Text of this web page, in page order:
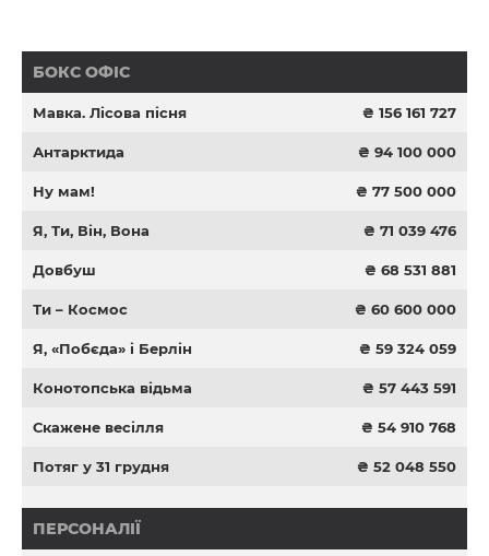
БОКС ОФІС
Мавка. Лісова пісня ₴ 156 161 727
Антарктида ₴ 94 100 000
Ну мам! ₴ 77 500 000
Я, Ти, Він, Вона ₴ 71 039 476
Довбуш ₴ 68 531 881
Ти – Космос ₴ 60 600 000
Я, «Побєда» і Берлін ₴ 59 324 059
Конотопська відьма ₴ 57 443 591
Скажене весілля ₴ 54 910 768
Потяг у 31 грудня ₴ 52 048 550
ПЕРСОНАЛІЇ